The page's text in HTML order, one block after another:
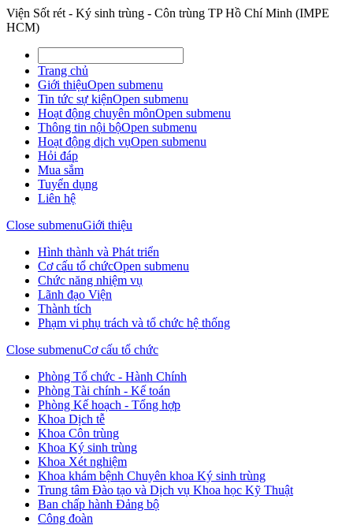
Viện Sốt rét - Ký sinh trùng - Côn trùng TP Hồ Chí Minh (IMPE
HCM)
Trang chủ
Giới thiệuOpen submenu
Tin tức sự kiệnOpen submenu
Hoạt động chuyên mônOpen submenu
Thông tin nội bộOpen submenu
Hoạt động dịch vụOpen submenu
Hỏi đáp
Mua sắm
Tuyển dụng
Liên hệ
Close submenuGiới thiệu
Hình thành và Phát triển
Cơ cấu tổ chứcOpen submenu
Chức năng nhiệm vụ
Lãnh đạo Viện
Thành tích
Phạm vi phụ trách và tổ chức hệ thống
Close submenuCơ cấu tổ chức
Phòng Tổ chức - Hành Chính
Phòng Tài chính - Kế toán
Phòng Kế hoạch - Tổng hợp
Khoa Dịch tễ
Khoa Côn trùng
Khoa Ký sinh trùng
Khoa Xét nghiệm
Khoa khám bệnh Chuyên khoa Ký sinh trùng
Trung tâm Đào tạo và Dịch vụ Khoa học Kỹ Thuật
Ban chấp hành Đảng bộ
Công đoàn